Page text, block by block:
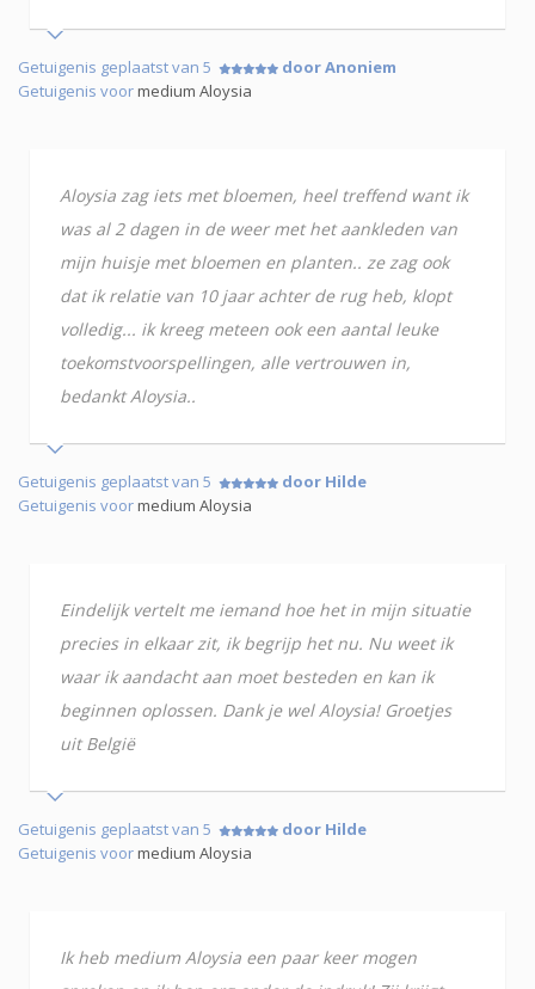
Getuigenis geplaatst van 5
door Anoniem
Getuigenis voormedium Aloysia
Aloysia zag iets met bloemen, heel treffend want ik
was al 2 dagen in de weer met het aankleden van
mijn huisje met bloemen en planten.. ze zag ook
dat ik relatie van 10 jaar achter de rug heb, klopt
volledig... ik kreeg meteen ook een aantal leuke
toekomstvoorspellingen, alle vertrouwen in,
bedankt Aloysia..
Getuigenis geplaatst van 5
door Hilde
Getuigenis voormedium Aloysia
Eindelijk vertelt me iemand hoe het in mijn situatie
precies in elkaar zit, ik begrijp het nu. Nu weet ik
waar ik aandacht aan moet besteden en kan ik
beginnen oplossen. Dank je wel Aloysia! Groetjes
uit België
Getuigenis geplaatst van 5
door Hilde
Getuigenis voormedium Aloysia
Ik heb medium Aloysia een paar keer mogen